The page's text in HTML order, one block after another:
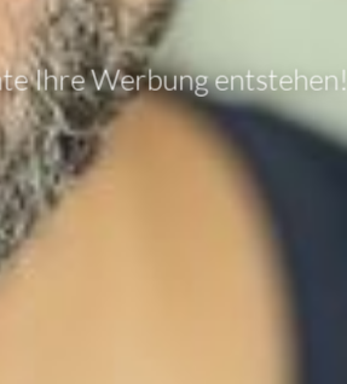
Ihre Werbung entstehen!